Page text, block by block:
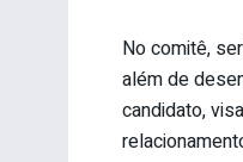
No comitê,
além de
candidato,